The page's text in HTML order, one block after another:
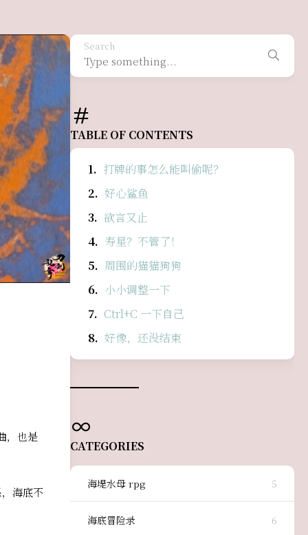
，也是
海底不
Search
TABLE OF CONTENTS
打牌的事怎么能叫偷呢？
好心鲨鱼
欲言又止
寿星？不管了！
周围的猫猫狗狗
小小调整一下
Ctrl+C 一下自己
好像，还没结束
CATEGORIES
海堤水母 rpg 5
海底冒险录 6